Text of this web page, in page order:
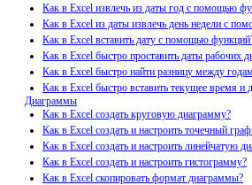
Как в Excel извлечь из даты год с помощью
Как в Excel из даты извлечь день недели с
Как в Excel вставить дату с помощью
Как в Excel быстро проставить даты рабочих
Как в Excel быстро найти разницу между
Как в Excel быстро вставить текущее время и
Диаграммы
Как в Excel создать круговую диаграмму?
Как в Excel создать и настроить точечный
Как в Excel создать и настроить линейчатую
Как в Excel создать и настроить гистограмму?
Как в Excel скопировать формат диаграммы?